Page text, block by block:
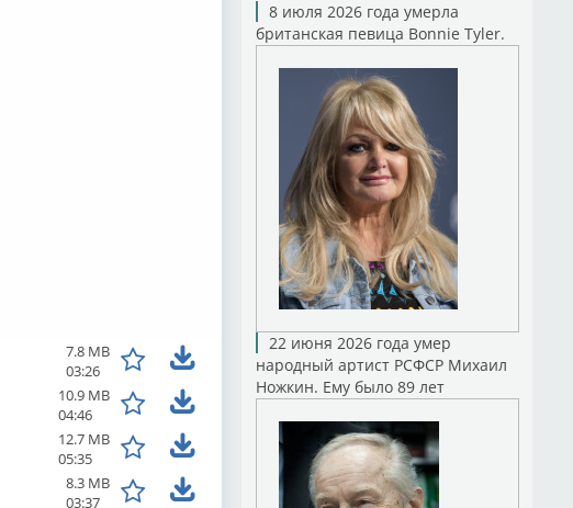
7.8 MB
03:26
10.9 MB
04:46
12.7 MB
05:35
8.3 MB
03:37
8 июля 2026 года умерла
британская певица Bonnie Tyler.
22 июня 2026 года умер
народный артист РСФСР Михаил
Ножкин. Ему было 89 лет